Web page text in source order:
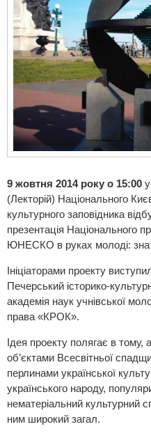
9 жовтня 2014 року о 15:00
(Лекторій) Національного
культурного заповідника
презентація Національного
ЮНЕСКО в руках молоді:
Ініціаторами проекту
Печерський історико-
академія наук учнівської
права «КРОК».
Ідея проекту полягає в
об’єктами Всесвітньої
перлинами української
українського народу,
нематеріальний культурний
ним широкий загал.